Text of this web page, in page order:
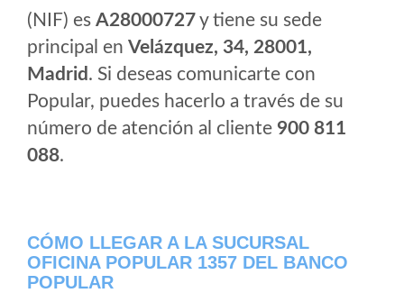
(NIF) es A28000727y tiene su sede
principal en Velázquez, 34, 28001,
Madrid . Si deseas comunicarte con
Popular, puedes hacerlo a través de su
número de atención al cliente 900 811
088.
CÓMO LLEGAR A LA SUCURSAL
OFICINA POPULAR 1357 DEL BANCO
POPULAR